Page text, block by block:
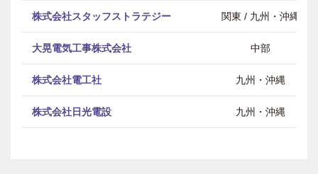
株式会社スタッフストラテジー 関東 / 九州・沖縄
大晃電気工事株式会社 中部
株式会社電工社 九州・沖縄
株式会社日光電設 九州・沖縄